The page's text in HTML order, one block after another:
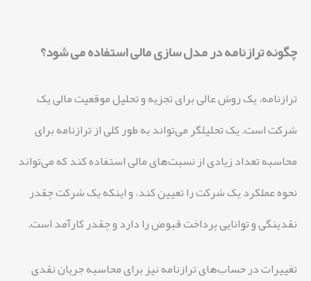
چگونه ترازنامه در مدل سازی مالی استفاده می شود؟
ترازنامه، یک روش عالی برای تجزیه و تحلیل موقعیت مالی یک
شرکت است. یک تحلیلگر می‌تواند به طور کلی از ترازنامه برای
محاسبه تعداد زیادی از نسبت‌های مالی استفاده کند که می‌تواند
نحوه عملکرد یک شرکت را تعیین کند، و اینکه یک شرکت چقدر
نقدینگی و توانایی پرداخت قبوض را دارد و چقدر کارآمد است.
تغییرات در حساب‌های ترازنامه نیز برای محاسبه جریان نقدی